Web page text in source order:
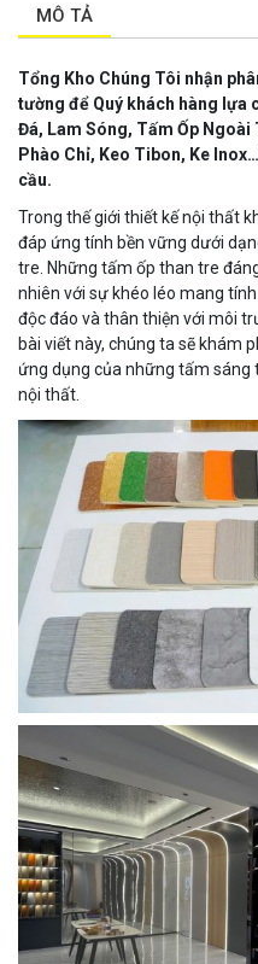
MÔ TẢ
Tổng Kho Chúng Tôi nhận
tường để Quý khách hàng lựa
Đá, Lam Sóng, Tấm Ốp
Phào Chỉ, Keo Tibon, Ke
cầu.
Trong thế giới thiết kế nội thất
đáp ứng tính bền vững dưới
tre. Những tấm ốp than tre
nhiên với sự khéo léo mang
độc đáo và thân thiện với môi
bài viết này, chúng ta sẽ khám
ứng dụng của những tấm sáng
nội thất.